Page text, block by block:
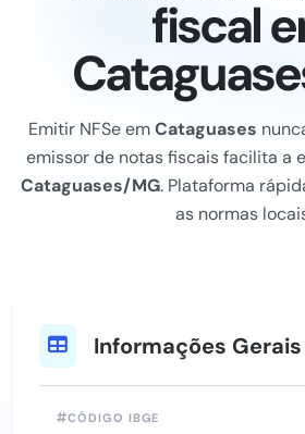
fiscal
Emitir NFSe emCataguases
emissor de notas fiscais facilita a
Cataguases/MG. Plataforma
as normas
Informações Gerais
CÓDIGO IBGE